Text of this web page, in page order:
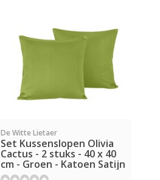
De Witte Lietaer
Set Kussenslopen Olivia
Cactus - 2 stuks - 40 x 40
cm - Groen - Katoen Satijn